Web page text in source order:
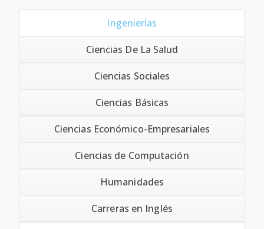
Ingenierías
Ciencias De La Salud
Ciencias Sociales
Ciencias Básicas
Ciencias Económico-Empresariales
Ciencias de Computación
Humanidades
Carreras en Inglés